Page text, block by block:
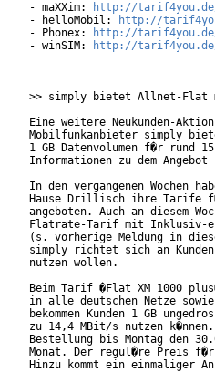
- maXXim:
http://tarif4you.de/
- helloMobil:
http://
- Phonex:
http://
- winSIM:
http://tarif4you.de/
>> simply bietet Allnet-Flat
Eine weitere Neukunden-
Mobilfunkanbieter simply
1 GB Datenvolumen f�r rund
Informationen zu dem
In den vergangenen Wochen
Hause Drillisch ihre Tarife
angeboten. Auch an diesem
Flatrate-Tarif mit Inklusiv-
(s. vorherige Meldung in
simply richtet sich an
nutzen wollen.
Beim Tarif �Flat XM 1000
in alle deutschen Netze
bekommen Kunden 1 GB
zu 14,4 MBit/s nutzen
Bestellung bis Montag den
Monat. Der regul�re Preis
Hinzu kommt ein einmaliger